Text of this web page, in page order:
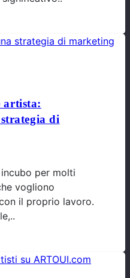
artista:
di
per molti
vogliono
il proprio lavoro.